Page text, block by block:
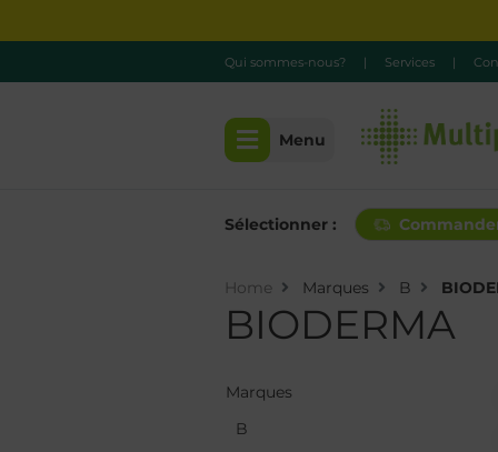
Qui sommes-nous? | Services |
Menu
Sélectionner :
Home Marques B
BIODERMA
Marques
B